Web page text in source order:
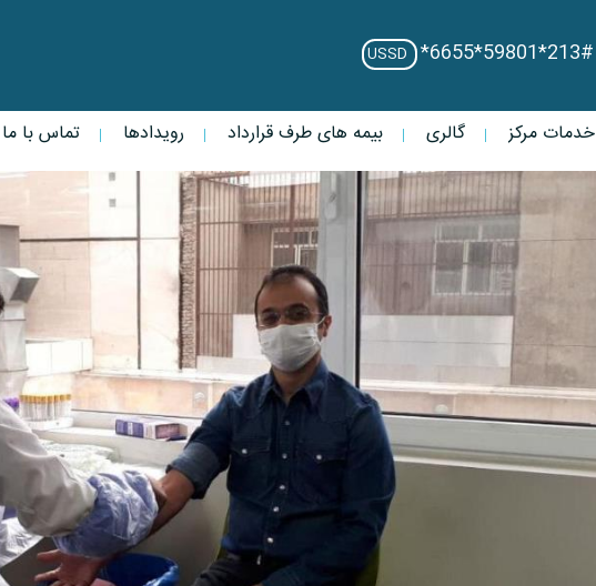
*6655*59801*213#
خدمات مرکز گالری بیمه های طرف قرارداد رویدادها تماس با ما